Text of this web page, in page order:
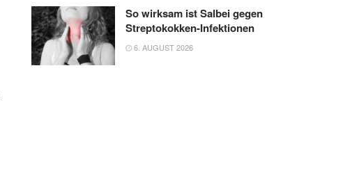
So wirksam ist Salbei gegen
Streptokokken-Infektionen
6. AUGUST 2026